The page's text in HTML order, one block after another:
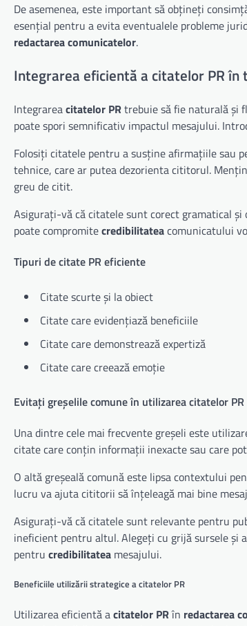
De asemenea, este important să obțineți
esențial pentru a evita eventualele probleme
redactarea comunicatelor.
Integrarea eficientă a citatelor PR în
Integrareacitatelor PRtrebuie să fie naturală și
poate spori semnificativ impactul mesajului.
Folosiți citatele pentru a susține afirmațiile sau
tehnice, care ar putea dezorienta cititorul.
greu de citit.
Asigurați-vă că citatele sunt corect gramatical
poate compromitecredibilitateacomunicatului
Tipuri de citate PR eficiente
Citate scurte și la obiect
Citate care evidențiază beneficiile
Citate care demonstrează expertiză
Citate care creează emoție
Evitați greșelile comune în utilizarea citatelor PR
Una dintre cele mai frecvente greșeli este
citate care conțin informații inexacte sau care
O altă greșeală comună este lipsa contextului
lucru va ajuta cititorii să înțeleagă mai bine
Asigurați-vă că citatele sunt relevante pentru
ineficient pentru altul. Alegeți cu grijă sursele și
pentru credibilitatea mesajului.
Beneficiile utilizării strategice a citatelor PR
Utilizarea eficientă acitatelor PRîn redactarea